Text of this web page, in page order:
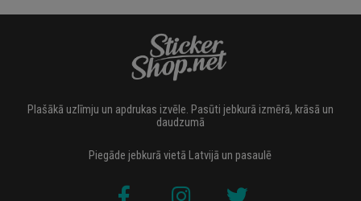
Plašākā uzlīmju un apdrukas izvēle. Pasūti jebkurā izmērā, krāsā un
daudzumā
Piegāde jebkurā vietā Latvijā un pasaulē